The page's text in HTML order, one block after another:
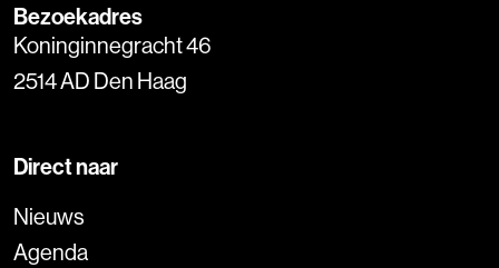
Bezoekadres
Koninginnegracht 46
2514 AD Den Haag
Direct naar
Nieuws
Agenda